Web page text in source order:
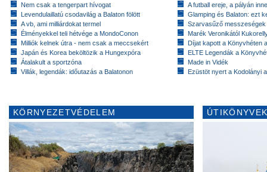
Nem csak a tengerpart hívogat
Levendulaillatú csodavilág a Balaton fölött
A vb, ami milliárdokat termel
Élményekkel teli hétvége a MondoConon
Milliók kelnek útra - nem csak a meccsekért
Japán és Korea beköltözik a Hungexpóra
Átalakult a sportzóna
Villák, legendák: időutazás a Balatonon
A futball ereje, a pályán
Glamping és Balaton: ezt
Szarvasűző messzeségek
Marék Veronikától
Díjat kapott a Könyvhéten
ELTE Legendák a
Made in Vidék
Ezüstöt nyert a Kodolányi
KÖRNYEZETVÉDELEM